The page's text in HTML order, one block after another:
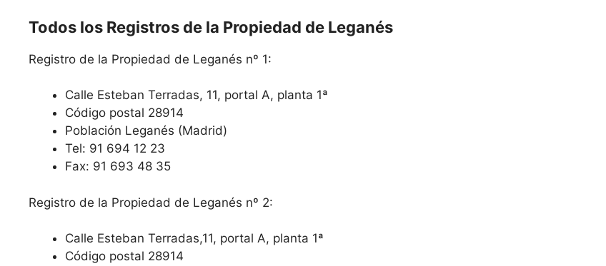
Todos los Registros de la Propiedad de Leganés
Registro de la Propiedad de Leganés nº 1:
Calle Esteban Terradas, 11, portal A, planta 1ª
Código postal 28914
Población Leganés (Madrid)
Tel: 91 694 12 23
Fax: 91 693 48 35
Registro de la Propiedad de Leganés nº 2:
Calle Esteban Terradas,11, portal A, planta 1ª
Código postal 28914